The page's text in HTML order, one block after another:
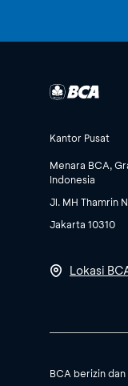
Kantor Pusat
Menara BCA,
Indonesia
Jl. MH Thamrin
Jakarta 10310
Lokasi
BCA berizin